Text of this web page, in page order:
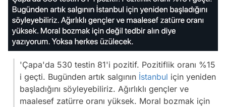
'Çapa'da 530 testin 81'i pozitif. Pozitiflik oranı %15
i geçti. Bugünden artık salgının İstanbul için yeniden
başladığını söyleyebiliriz. Ağırlıklı gençler ve
maalesef zatürre oranı yüksek. Moral bozmak için